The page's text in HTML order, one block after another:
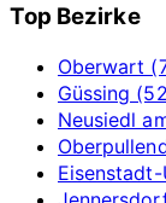
Top Bezirke
Oberwart
Güssing
Neusiedl